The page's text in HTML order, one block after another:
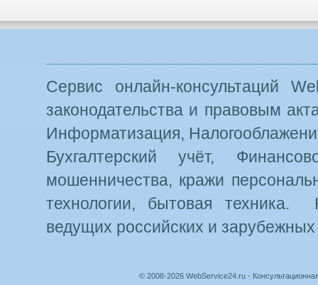
Сервис онлайн-консультаций
законодательства и правовым
Информатизация,
Бухгалтерский учёт,
мошенничества, кражи
технологии, бытовая техника.
ведущих российских и
© 2008-2026 WebService24.ru -